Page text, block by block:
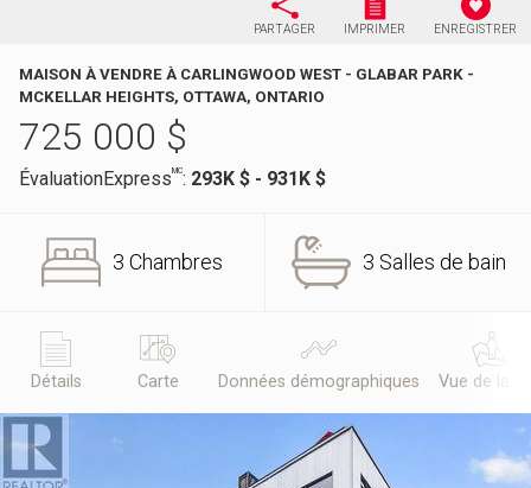
PARTAGER IMPRIMER ENREGISTRER
MAISON À VENDRE À CARLINGWOOD WEST - GLABAR PARK -
MCKELLAR HEIGHTS, OTTAWA, ONTARIO
725 000 $
ÉvaluationExpressMC: 293K $ - 931K $
3 Chambres 3 Salles de bain
Détails Carte Données démographiques Vue de la